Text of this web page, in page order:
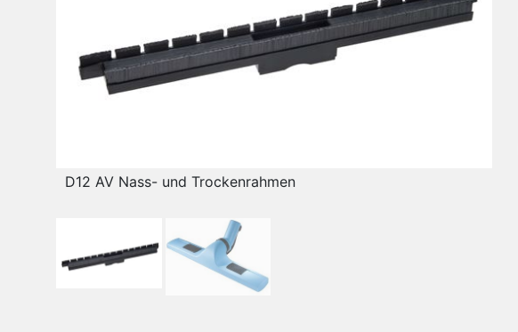
D12 AV Nass- und Trockenrahmen